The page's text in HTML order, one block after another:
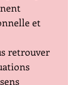
et
retrouver